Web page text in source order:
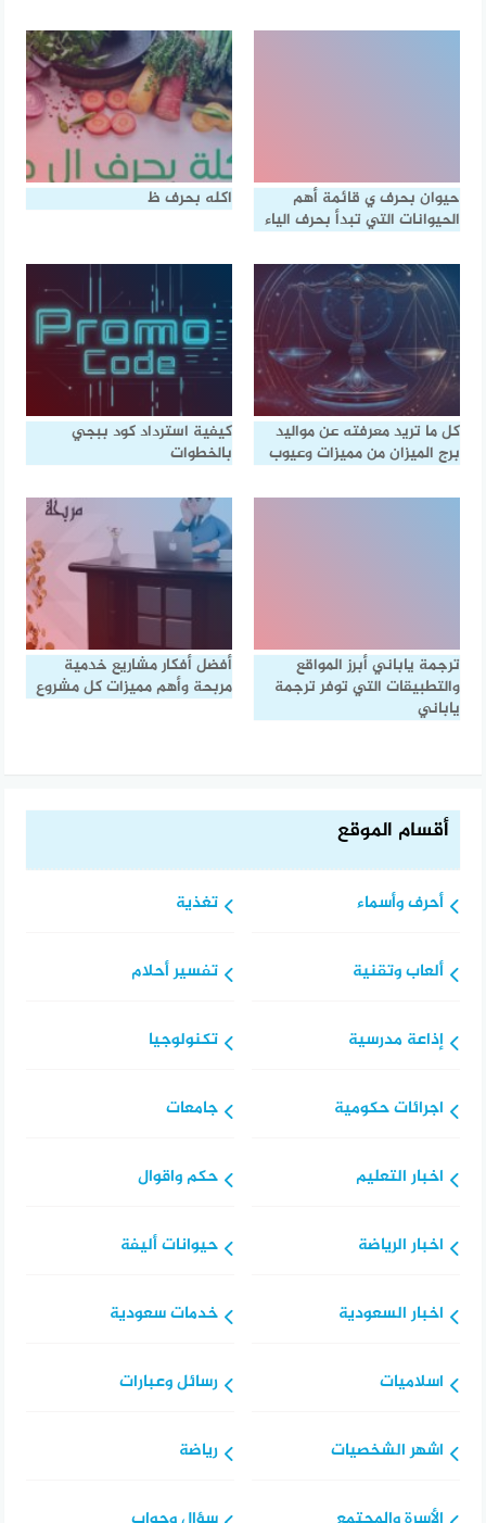
حيوان بحرف ي قائمة أهم
الحيوانات التي تبدأ بحرف الياء
اكله بحرف ظ
كل ما تريد معرفته عن مواليد
برج الميزان من مميزات وعيوب
كيفية استرداد كود ببجي
بالخطوات
ترجمة ياباني أبرز المواقع
والتطبيقات التي توفر ترجمة
ياباني
أفضل أفكار مشاريع خدمية
مربحة وأهم مميزات كل مشروع
أقسام الموقع
أحرف وأسماء
ألعاب وتقنية
إذاعة مدرسية
اجرائات حكومية
اخبار التعليم
اخبار الرياضة
اخبار السعودية
اسلاميات
اشهر الشخصيات
تغذية
تفسير أحلام
تكنولوجيا
جامعات
حكم واقوال
حيوانات أليفة
خدمات سعودية
رسائل وعبارات
رياضة